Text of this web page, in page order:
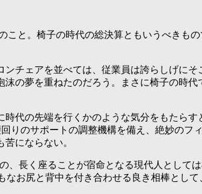
と。椅子の時代の総決算ともいうべきも
チェアを並べては、従業員は誇らしげに
の夢を重ねたのだろう。まさに椅子の時
代の先端を行くかのような気分をもたら
りのサポートの調整機構を備え、絶妙のフ
にならない。
長く座ることが宿命となる現代人として
お尻と背中を付き合わせる良き相棒として